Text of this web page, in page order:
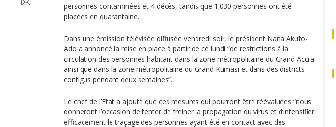
personnes contaminées et 4 décès, tandis que 1.030 personnes ont été
placées en quarantaine.
Dans une émission télévisée diffusée vendredi soir, le président Nana Akufo-
Ado a annoncé la mise en place à partir de ce lundi “de restrictions à la
circulation des personnes habitant dans la zone métropolitaine du Grand Accra
ainsi que dans la zone métropolitaine du Grand Kumasi et dans des districts
contigus pendant deux semaines”.
Le chef de l’Etat a ajouté que ces mesures qui pourront être réévaluées “nous
donneront l’occasion de tenter de freiner la propagation du virus et d’intensifier
efficacement le traçage des personnes ayant été en contact avec des